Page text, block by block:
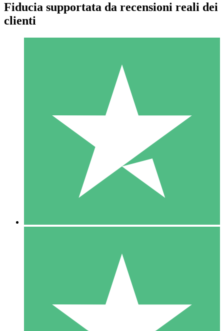
Pacchetti di Crediti Individuali
Paga a consumo con crediti di download. Nessun impegno
1 Download
10
US$1500
10 Download
20
Fiducia supportata da recensioni reali dei
clienti